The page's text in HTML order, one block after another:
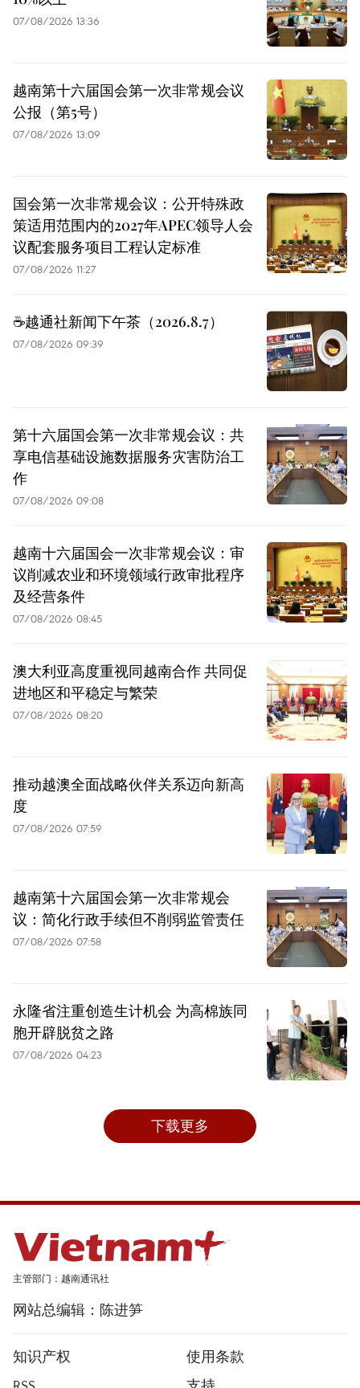
07/08/2026 13:36
越南第十六届国会第一次非常规会议
公报（第5号）
07/08/2026 13:09
国会第一次非常规会议：公开特殊政
策适用范围内的2027年APEC领导人会
议配套服务项目工程认定标准
07/08/2026 11:27
☕️越通社新闻下午茶（2026.8.7）
07/08/2026 09:39
第十六届国会第一次非常规会议：共
享电信基础设施数据服务灾害防治工
作
07/08/2026 09:08
越南十六届国会一次非常规会议：审
议削减农业和环境领域行政审批程序
及经营条件
07/08/2026 08:45
澳大利亚高度重视同越南合作 共同促
进地区和平稳定与繁荣
07/08/2026 08:20
推动越澳全面战略伙伴关系迈向新高
度
07/08/2026 07:59
越南第十六届国会第一次非常规会
议：简化行政手续但不削弱监管责任
07/08/2026 07:58
永隆省注重创造生计机会 为高棉族同
胞开辟脱贫之路
07/08/2026 04:23
下载更多
主管部门：越南通讯社
网站总编辑：陈进笋
知识产权
使用条款